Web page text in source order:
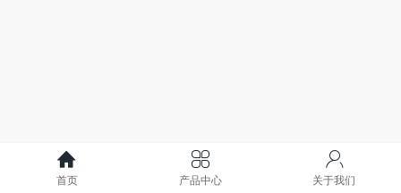
首页 产品中心 关于我们